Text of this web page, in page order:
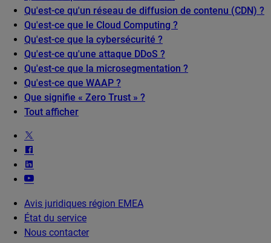
Qu'est-ce qu'un réseau de diffusion de contenu (CDN) ?
Qu'est-ce que le Cloud Computing ?
Qu'est-ce que la cybersécurité ?
Qu'est-ce qu'une attaque DDoS ?
Qu'est-ce que la microsegmentation ?
Qu'est-ce que WAAP ?
Que signifie « Zero Trust » ?
Tout afficher
Avis juridiques région EMEA
État du service
Nous contacter